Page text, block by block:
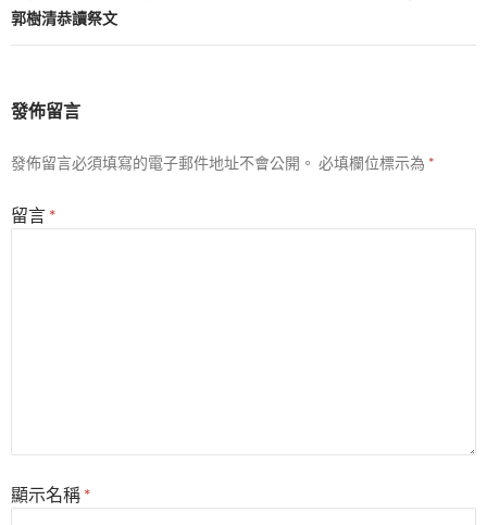
郭樹清恭讀祭文
發佈留言
發佈留言必須填寫的電子郵件地址不會公開。 必填欄位標示為 *
留言 *
顯示名稱 *